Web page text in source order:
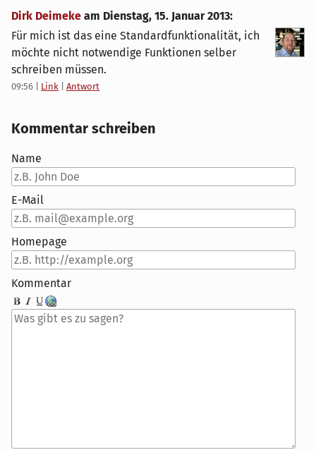
Dirk Deimeke am Dienstag, 15. Januar 2013:
Für mich ist das eine Standardfunktionalität, ich
möchte nicht notwendige Funktionen selber
schreiben müssen.
09:56 Link Antwort
Kommentar schreiben
Name
E-Mail
Homepage
Kommentar